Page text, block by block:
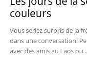
couleurs
Vous seriez surpris de la
dans une conversation!
avec des amis au Laos ou...